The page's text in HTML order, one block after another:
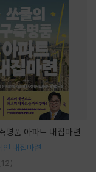
명품 아파트 내집마련
인 내집마련
12)